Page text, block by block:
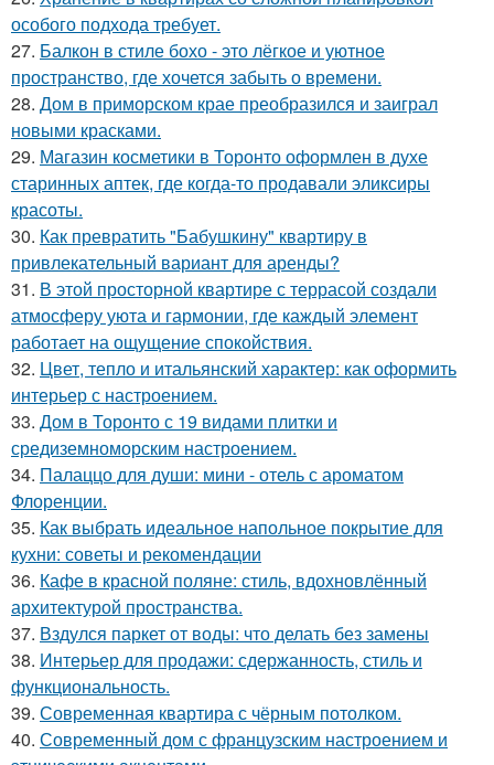
особого подхода требует.
27. Балкон в стиле бохо - это лёгкое и уютное
пространство, где хочется забыть о времени.
28. Дом в приморском крае преобразился и заиграл
новыми красками.
29. Магазин косметики в Торонто оформлен в духе
старинных аптек, где когда-то продавали эликсиры
красоты.
30. Как превратить "Бабушкину" квартиру в
привлекательный вариант для аренды?
31. В этой просторной квартире с террасой создали
атмосферу уюта и гармонии, где каждый элемент
работает на ощущение спокойствия.
32. Цвет, тепло и итальянский характер: как оформить
интерьер с настроением.
33. Дом в Торонто с 19 видами плитки и
средиземноморским настроением.
34. Палаццо для души: мини - отель с ароматом
Флоренции.
35. Как выбрать идеальное напольное покрытие для
кухни: советы и рекомендации
36. Кафе в красной поляне: стиль, вдохновлённый
архитектурой пространства.
37. Вздулся паркет от воды: что делать без замены
38. Интерьер для продажи: сдержанность, стиль и
функциональность.
39. Современная квартира с чёрным потолком.
40. Современный дом с французским настроением и